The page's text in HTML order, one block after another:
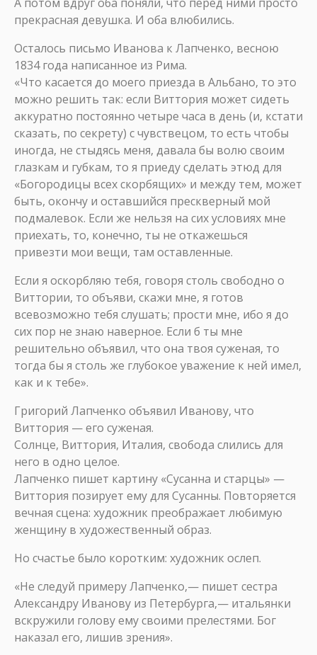
прекрасная девушка. И оба влюбились.
Осталось письмо Иванова к Лапченко, весною
1834 года написанное из Рима.
«Что касается до моего приезда в Альбано, то это
можно решить так: если Виттория может сидеть
аккуратно постоянно четыре часа в день (и, кстати
сказать, по секрету) с чувствецом, то есть чтобы
иногда, не стыдясь меня, давала бы волю своим
глазкам и губкам, то я приеду сделать этюд для
«Богородицы всех скорбящих» и между тем, может
быть, окончу и оставшийся прескверный мой
подмалевок. Если же нельзя на сих условиях мне
приехать, то, конечно, ты не откажешься
привезти мои вещи, там оставленные.
Если я оскорбляю тебя, говоря столь свободно о
Виттории, то объяви, скажи мне, я готов
всевозможно тебя слушать; прости мне, ибо я до
сих пор не знаю наверное. Если б ты мне
решительно объявил, что она твоя суженая, то
тогда бы я столь же глубокое уважение к ней имел,
как и к тебе».
Григорий Лапченко объявил Иванову, что
Виттория — его суженая.
Солнце, Виттория, Италия, свобода слились для
него в одно целое.
Лапченко пишет картину «Сусанна и старцы» —
Виттория позирует ему для Сусанны. Повторяется
вечная сцена: художник преображает любимую
женщину в художественный образ.
Но счастье было коротким: художник ослеп.
«Не следуй примеру Лапченко,— пишет сестра
Александру Иванову из Петербурга,— итальянки
вскружили голову ему своими прелестями. Бог
наказал его, лишив зрения».